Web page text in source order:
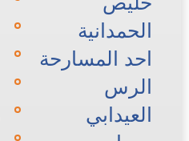
الحمدانية
احد المسارحة
الرس
العيدابي